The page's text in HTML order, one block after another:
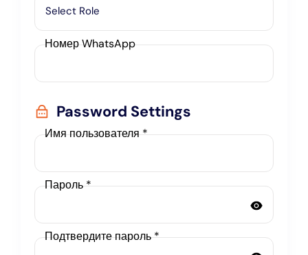
Select Role
Номер WhatsApp
Password Settings
Имя пользователя *
Пароль *
Подтвердите пароль *